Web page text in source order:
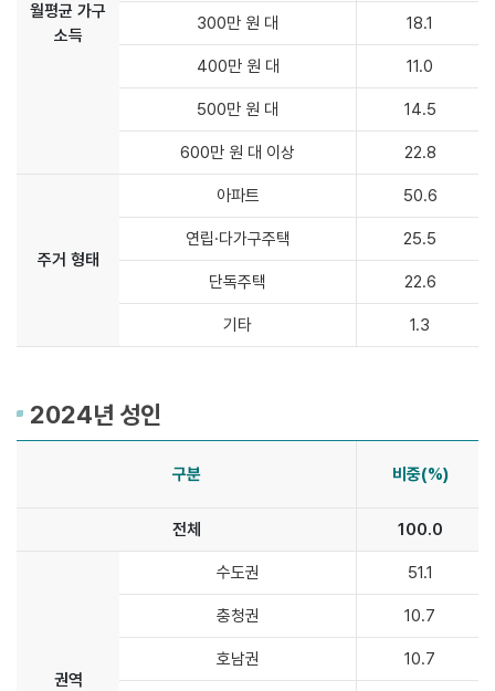
월평균 가구
소득
300만 원 대 18.1
400만 원 대 11.0
500만 원 대 14.5
600만 원 대 이상 22.8
주거 형태
아파트 50.6
연립·다가구주택 25.5
단독주택 22.6
기타 1.3
2024년 성인
구분 비중(%)
전체 100.0
권역
수도권 51.1
충청권 10.7
호남권 10.7